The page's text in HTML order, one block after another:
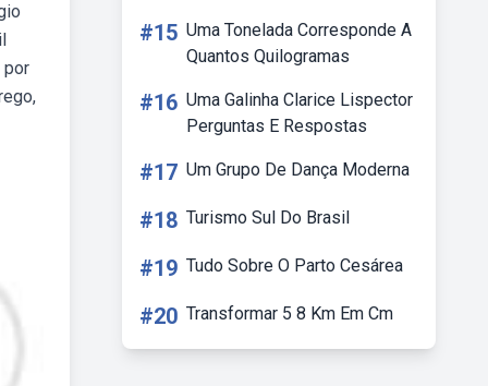
por
#15 Uma Tonelada Corresponde A
Quantos Quilogramas
#16 Uma Galinha Clarice Lispector
Perguntas E Respostas
#17 Um Grupo De Dança Moderna
#18 Turismo Sul Do Brasil
#19 Tudo Sobre O Parto Cesárea
#20 Transformar 5 8 Km Em Cm